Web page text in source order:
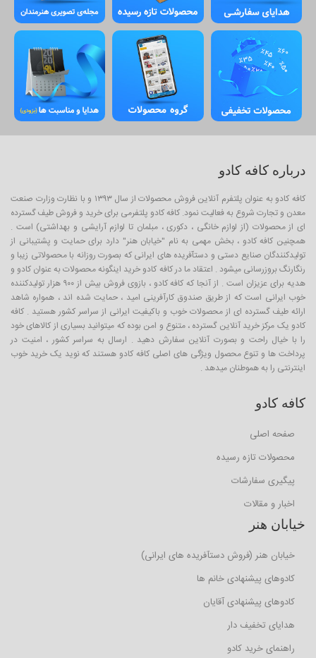
درباره کافه کادو
کافه کادو به عنوان پلتفرم آنلاین فروش محصولات از سال ۱۳۹۳ و با نظارت وزارت صنعت
معدن و تجارت شروع به فعالیت نمود. کافه کادو پلتفرمی برای خرید و فروش طیف گسترده
ای از محصولات (از لوازم خانگی ، دکوری ، مبلمان تا لوازم آرایشی و بهداشتی) است .
همچنین کافه کادو ، بخش مهمی به نام "خیابان هنر" دارد برای حمایت و پشتیبانی از
تولیدکنندگان صنایع دستی و دستآفریده های ایرانی که بصورت روزانه با محصولاتی زیبا و
رنگارنگ بروزرسانی میشود . اعتقاد ما در کافه کادو خرید اینگونه محصولات به عنوان کادو و
هدیه برای عزیزان است . از آنجا که کافه کادو ، بازوی فروش بیش از ۹۰۰ هزار تولیدکننده
خوب ایرانی است که از طریق صندوق کارآفرینی امید ، حمایت شده اند ، همواره شاهد
ارائه طیف گسترده ای از محصولات خوب و باکیفیت ایرانی از سراسر کشور هستید . کافه
کادو یک مرکز خرید آنلاین گسترده ، متنوع و امن بوده که میتوانید بسیاری از کالاهای خود
را با خیال راحت و بصورت آنلاین سفارش دهید . ارسال به سراسر کشور ، امنیت در
پرداخت ها و تنوع محصول ویژگی های اصلی کافه کادو هستند که نوید یک خرید خوب
اینترنتی را به هموطنان میدهد .
کافه کادو
صفحه اصلی
محصولات تازه رسیده
پیگیری سفارشات
اخبار و مقالات
خیابان هنر
خیابان هنر (فروش دستآفریده های ایرانی)
کادوهای پیشنهادی خانم ها
کادوهای پیشنهادی آقایان
هدایای تخفیف دار
راهنمای خرید کادو